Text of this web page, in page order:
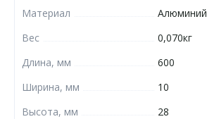
Материал
Алюминий
Вес
0,070кг
Длина, мм
600
Ширина, мм
10
Высота, мм
28